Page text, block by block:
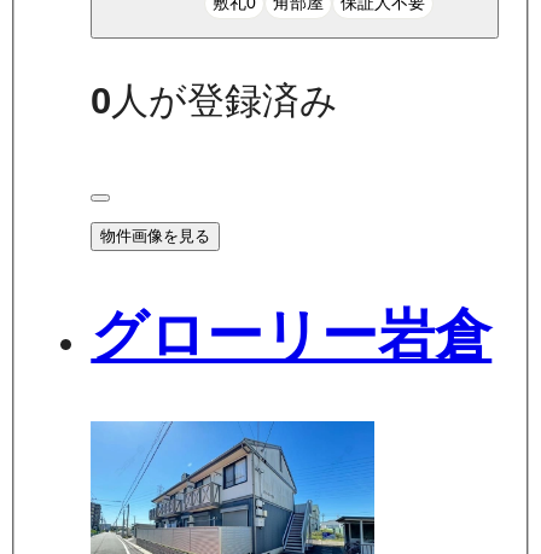
0人が登録済み
物件画像を見る
グローリー岩倉